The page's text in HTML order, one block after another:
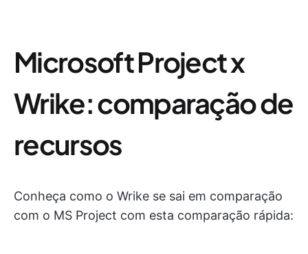
Microsoft Project x
Wrike: comparação de
recursos
Conheça como o Wrike se sai em comparação
com o MS Project com esta comparação rápida: